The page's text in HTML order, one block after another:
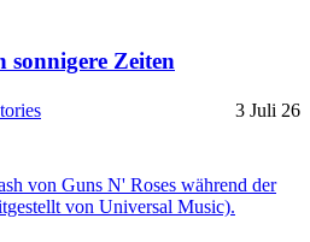
Zeiten
3 Juli 26